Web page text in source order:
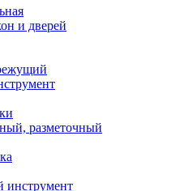
и дверей
разметочный
инструмент